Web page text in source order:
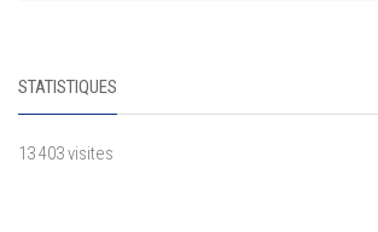
STATISTIQUES
13 403 visites